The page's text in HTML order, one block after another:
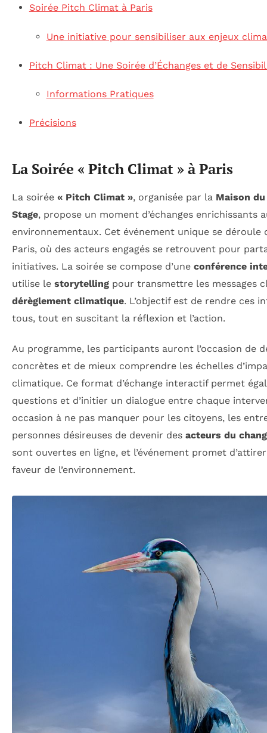
Soirée Pitch Climat à Paris
Une initiative pour sensibiliser aux enjeux
Pitch Climat : Une Soirée d’Échanges et de
Informations Pratiques
Précisions
La Soirée « Pitch Climat » à Paris
La soirée « Pitch Climat », organisée par la Maison
Stage, propose un moment d’échanges enrichissants
environnementaux. Cet événement unique se déroule
Paris, où des acteurs engagés se retrouvent pour
initiatives. La soirée se compose d’une conférence
utilise le storytelling pour transmettre les messages
dérèglement climatique. L’objectif est de rendre ces
tous, tout en suscitant la réflexion et l’action.
Au programme, les participants auront l’occasion de
concrètes et de mieux comprendre les échelles
climatique. Ce format d’échange interactif permet
questions et d’initier un dialogue entre chaque
occasion à ne pas manquer pour les citoyens, les
personnes désireuses de devenir des acteurs du
sont ouvertes en ligne, et l’événement promet
faveur de l’environnement.